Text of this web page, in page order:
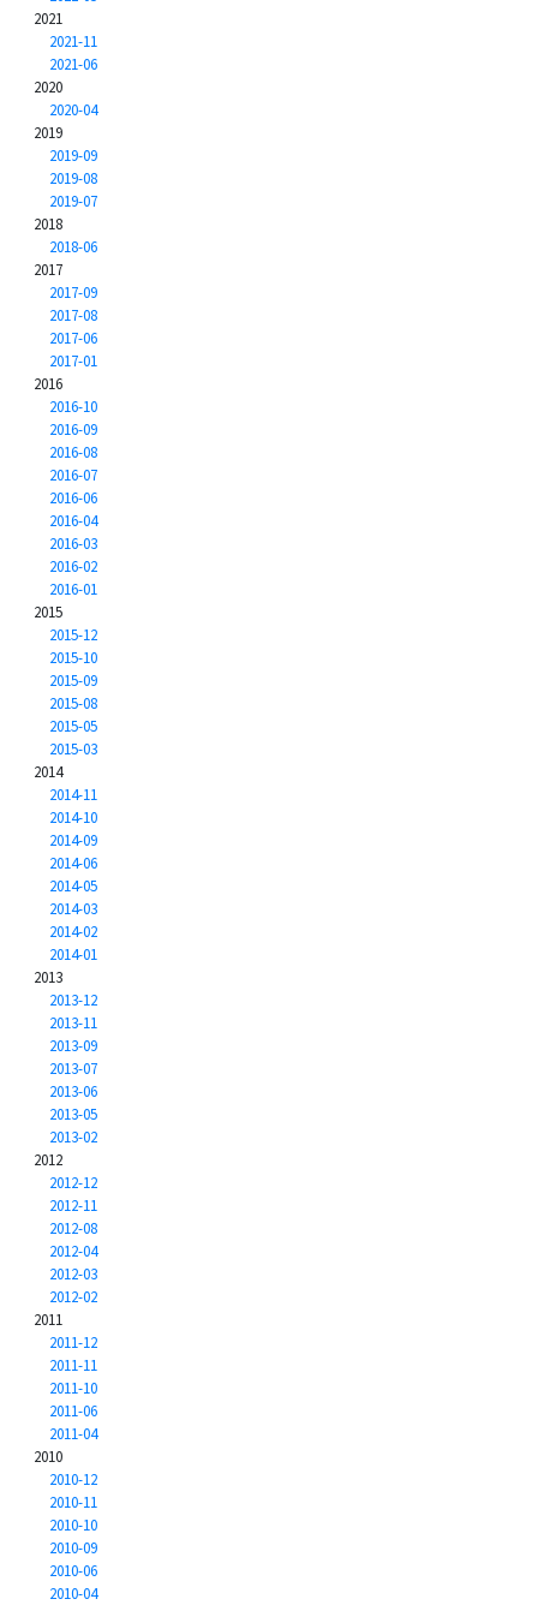
2021
2021-11
2021-06
2020
2020-04
2019
2019-09
2019-08
2019-07
2018
2018-06
2017
2017-09
2017-08
2017-06
2017-01
2016
2016-10
2016-09
2016-08
2016-07
2016-06
2016-04
2016-03
2016-02
2016-01
2015
2015-12
2015-10
2015-09
2015-08
2015-05
2015-03
2014
2014-11
2014-10
2014-09
2014-06
2014-05
2014-03
2014-02
2014-01
2013
2013-12
2013-11
2013-09
2013-07
2013-06
2013-05
2013-02
2012
2012-12
2012-11
2012-08
2012-04
2012-03
2012-02
2011
2011-12
2011-11
2011-10
2011-06
2011-04
2010
2010-12
2010-11
2010-10
2010-09
2010-06
2010-04